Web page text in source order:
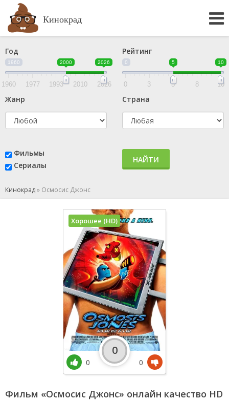
Кинокрад
Год
1960 2000 2026
1960 1977 1993 2010 2026
Рейтинг
0 5 10
0 3 5 8 10
Жанр Страна
Фильмы
Сериалы
НАЙТИ
Кинокрад» Осмосис Джонс
Фильм «Осмосис Джонс» онлайн качество HD
Хорошее (HD)
0
0
0